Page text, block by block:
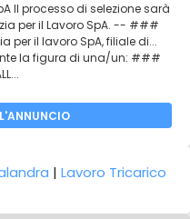
Il processo di selezione sarà
per il Lavoro SpA. -- ###
per il lavoro SpA, filiale di...
la figura di una/un: ###
|Lavoro Tricarico